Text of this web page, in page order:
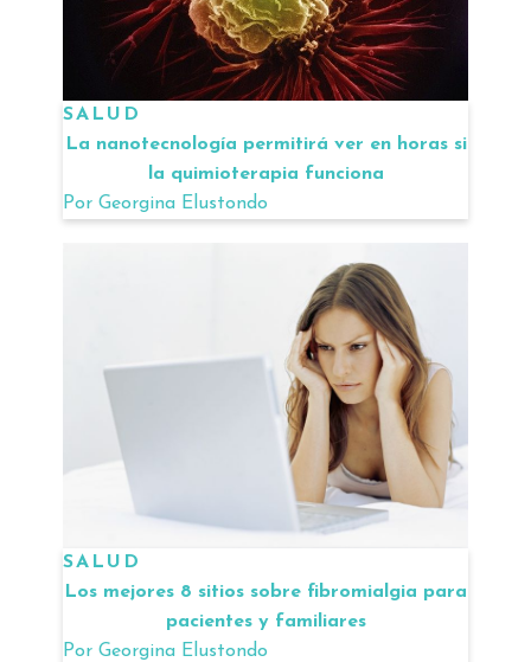
SALUD
La nanotecnología permitirá ver en horas si
la quimioterapia funciona
Por Georgina Elustondo
SALUD
Los mejores 8 sitios sobre fibromialgia para
pacientes y familiares
Por Georgina Elustondo